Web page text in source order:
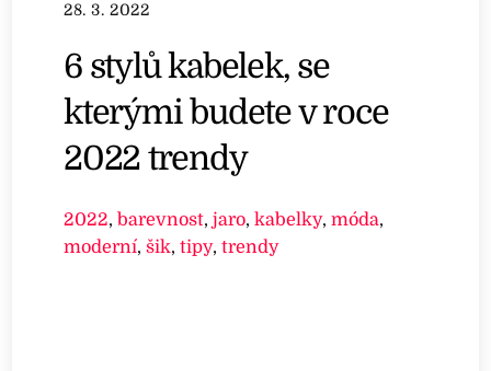
28. 3. 2022
6 stylů kabelek, se
kterými budete v roce
2022 trendy
2022,barevnost,jaro,kabelky,móda,
moderní,šik,tipy,trendy